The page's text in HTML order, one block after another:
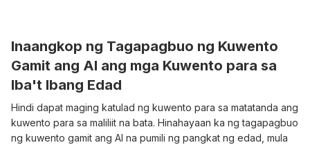
Inaangkop ng Tagapagbuo ng Kuwento
Gamit ang AI ang mga Kuwento para sa
Iba't Ibang Edad
Hindi dapat maging katulad ng kuwento para sa matatanda ang
kuwento para sa maliliit na bata. Hinahayaan ka ng tagapagbuo
ng kuwento gamit ang AI na pumili ng pangkat ng edad, mula